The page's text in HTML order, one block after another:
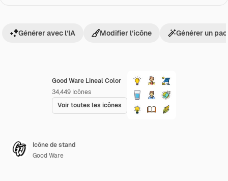
Good Ware Lineal Color
34,449 Icônes
Voir toutes les icônes
Générer avec l’IA Modifier l’icône Générer un
Icône de stand
Good Ware